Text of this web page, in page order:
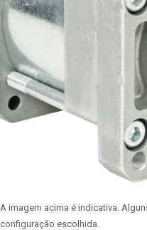
A imagem acima é indicativa.
configuração escolhida.